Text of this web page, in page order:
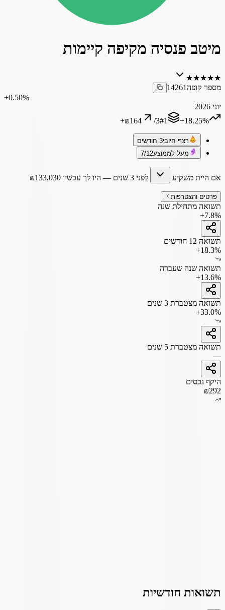
מיטב פנסיה מקיפה קיימות
★
★
★
★
★
מספר קופה14261
‎+0.50%
יוני 2026
‎+18.25%
#1
/3
+₪164
רצף חיובי3 חודשים
מעל לממוצע7/12
אם היית משקיע לפני 3 שנים — היו לך עכשיו ₪133,030
פרטים והצטרפות
תשואה מתחילת שנה
+7.8%
תשואה 12 חודשים
+18.3%
תשואה שנה שעברה
+13.6%
תשואה מצטברת 3 שנים
+33.0%
תשואה מצטברת 5 שנים
—
היקף נכסים
₪292
תשואות חודשיות